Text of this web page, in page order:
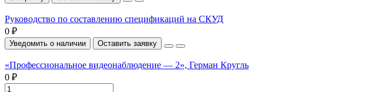
Руководство по составлению спецификаций на СКУД
0 ₽
Уведомить о наличии Оставить заявку
«Профессиональное видеонаблюдение — 2», Герман Кругль
0 ₽